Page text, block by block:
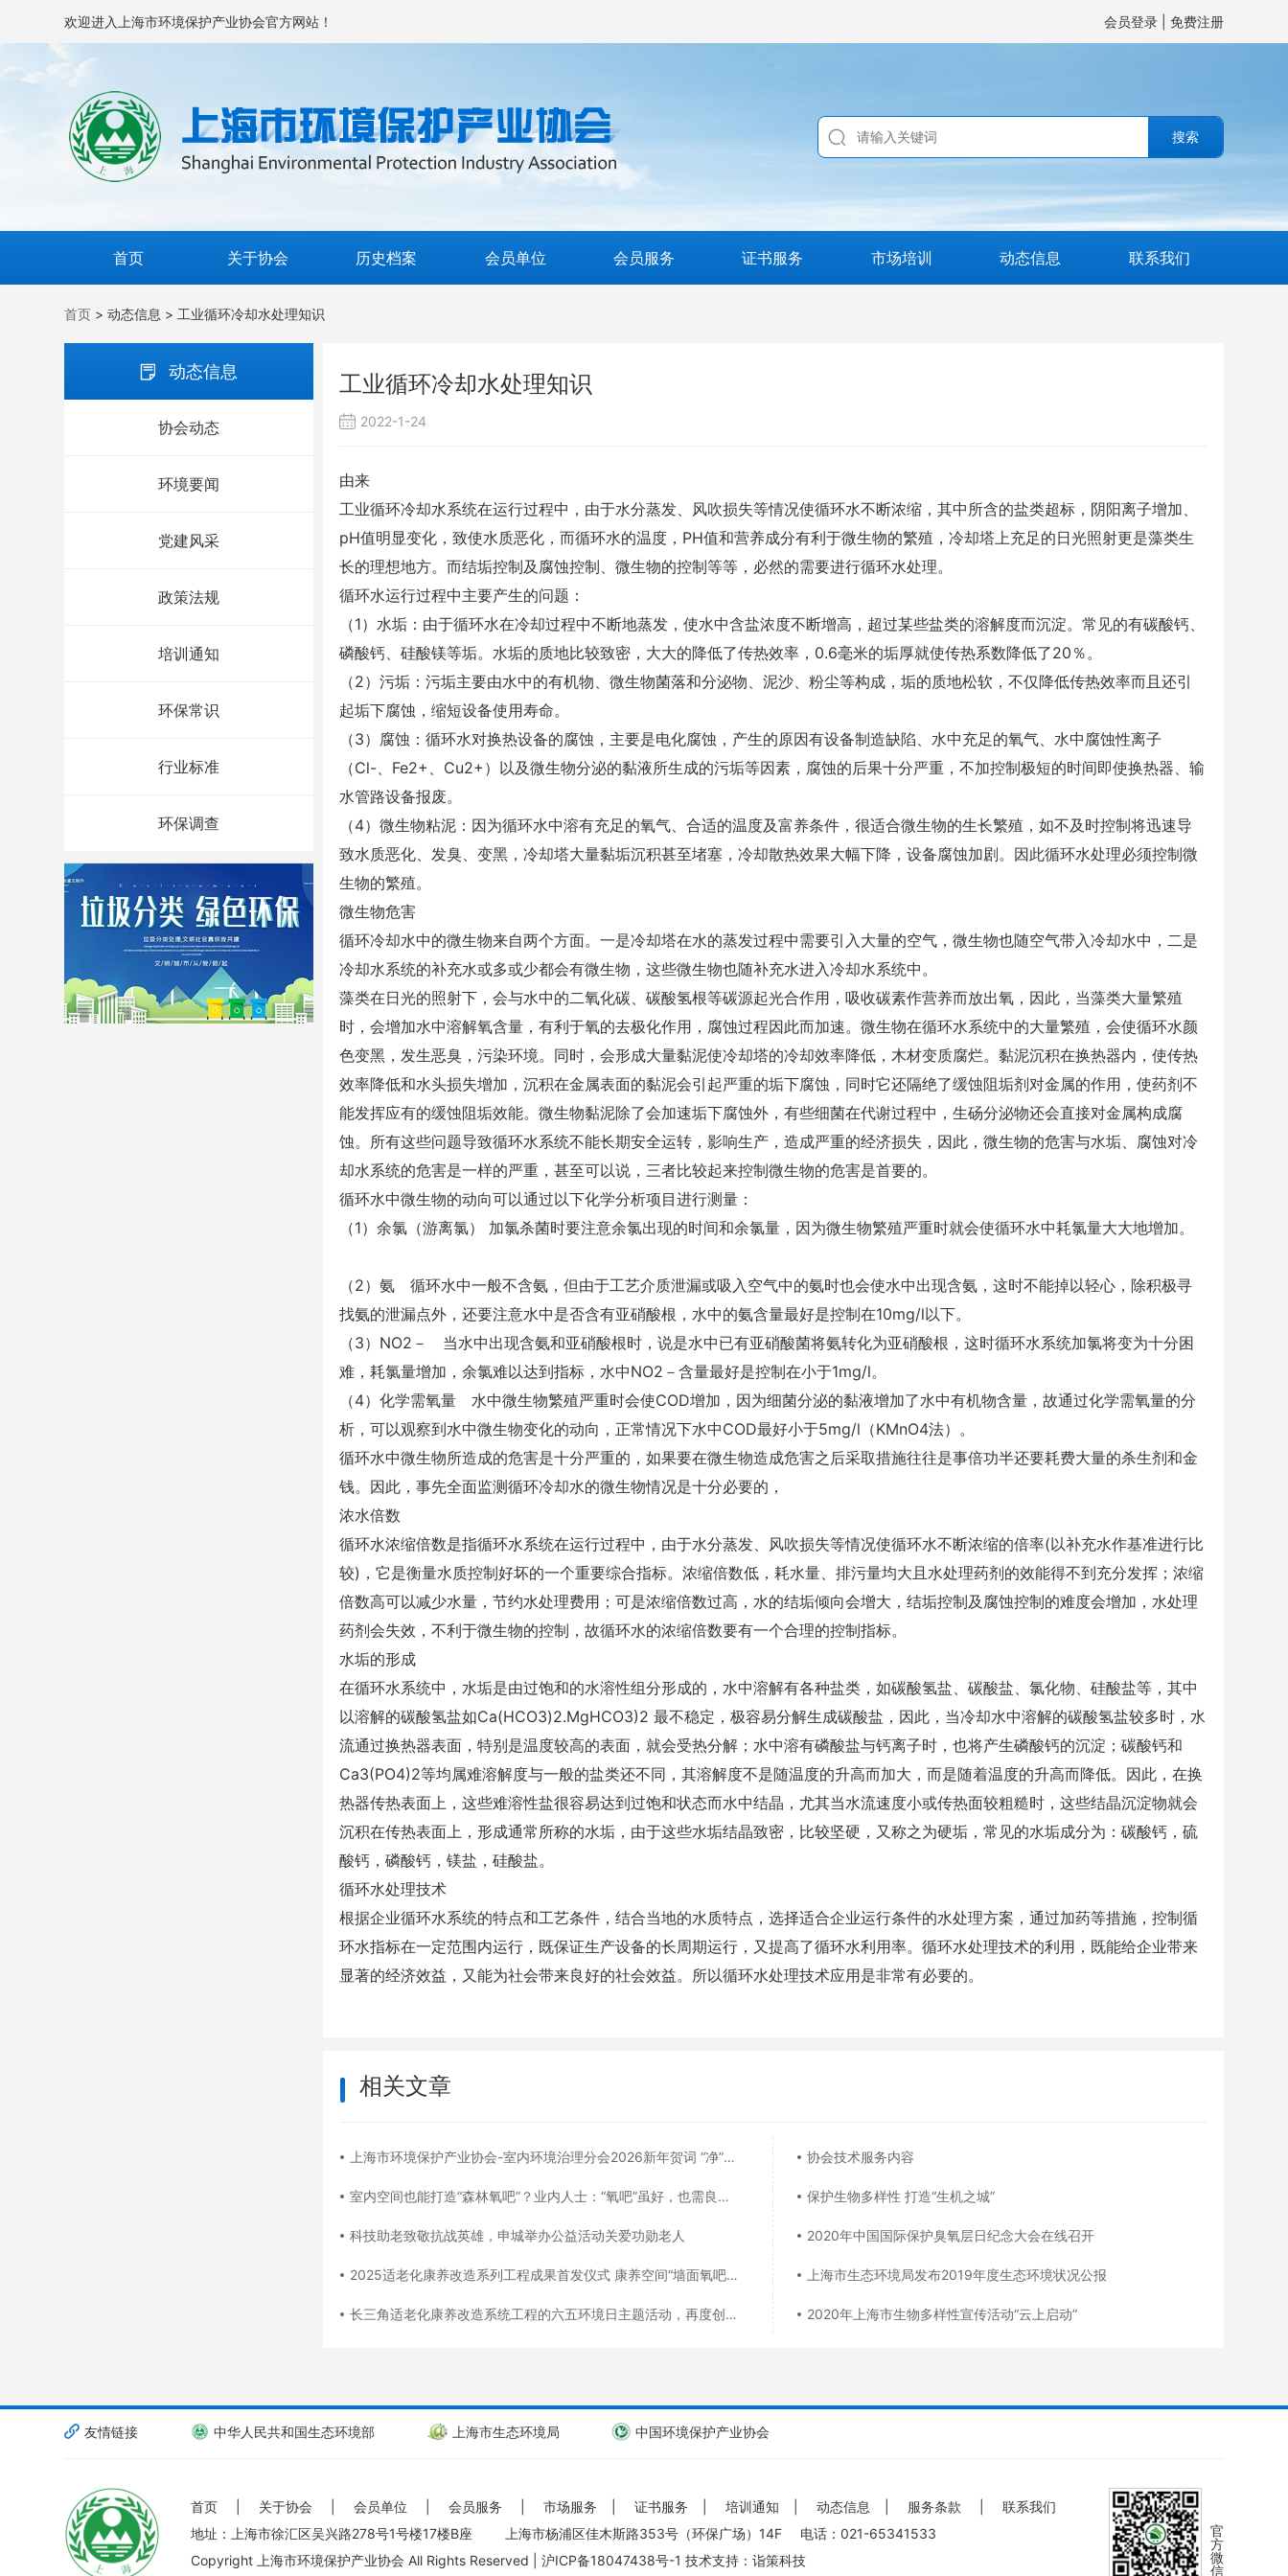
欢迎进入上海市环境保护产业协会官方网站！ 会员登录 免费注册
搜索
首页 关于协会 历史档案 会员单位 会员服务 证书服务 市场培训 动态信息 联系我们
首页 > 动态信息 > 工业循环冷却水处理知识
动态信息
协会动态
环境要闻
党建风采
政策法规
培训通知
环保常识
行业标准
环保调查
工业循环冷却水处理知识
2022-1-24
由来
工业循环冷却水系统在运行过程中，由于水分蒸发、风吹损失等情况使循环水不断浓缩，其中所含的盐类超标，阴阳离子增加、
pH值明显变化，致使水质恶化，而循环水的温度，PH值和营养成分有利于微生物的繁殖，冷却塔上充足的日光照射更是藻类生
长的理想地方。而结垢控制及腐蚀控制、微生物的控制等等，必然的需要进行循环水处理。
循环水运行过程中主要产生的问题：
（1）水垢：由于循环水在冷却过程中不断地蒸发，使水中含盐浓度不断增高，超过某些盐类的溶解度而沉淀。常见的有碳酸钙、
磷酸钙、硅酸镁等垢。水垢的质地比较致密，大大的降低了传热效率，0.6毫米的垢厚就使传热系数降低了20％。
（2）污垢：污垢主要由水中的有机物、微生物菌落和分泌物、泥沙、粉尘等构成，垢的质地松软，不仅降低传热效率而且还引
起垢下腐蚀，缩短设备使用寿命。
（3）腐蚀：循环水对换热设备的腐蚀，主要是电化腐蚀，产生的原因有设备制造缺陷、水中充足的氧气、水中腐蚀性离子
（Cl-、Fe2+、Cu2+）以及微生物分泌的黏液所生成的污垢等因素，腐蚀的后果十分严重，不加控制极短的时间即使换热器、输
水管路设备报废。
（4）微生物粘泥：因为循环水中溶有充足的氧气、合适的温度及富养条件，很适合微生物的生长繁殖，如不及时控制将迅速导
致水质恶化、发臭、变黑，冷却塔大量黏垢沉积甚至堵塞，冷却散热效果大幅下降，设备腐蚀加剧。因此循环水处理必须控制微
生物的繁殖。
微生物危害
循环冷却水中的微生物来自两个方面。一是冷却塔在水的蒸发过程中需要引入大量的空气，微生物也随空气带入冷却水中，二是
冷却水系统的补充水或多或少都会有微生物，这些微生物也随补充水进入冷却水系统中。
藻类在日光的照射下，会与水中的二氧化碳、碳酸氢根等碳源起光合作用，吸收碳素作营养而放出氧，因此，当藻类大量繁殖
时，会增加水中溶解氧含量，有利于氧的去极化作用，腐蚀过程因此而加速。微生物在循环水系统中的大量繁殖，会使循环水颜
色变黑，发生恶臭，污染环境。同时，会形成大量黏泥使冷却塔的冷却效率降低，木材变质腐烂。黏泥沉积在换热器内，使传热
效率降低和水头损失增加，沉积在金属表面的黏泥会引起严重的垢下腐蚀，同时它还隔绝了缓蚀阻垢剂对金属的作用，使药剂不
能发挥应有的缓蚀阻垢效能。微生物黏泥除了会加速垢下腐蚀外，有些细菌在代谢过程中，生砀分泌物还会直接对金属构成腐
蚀。所有这些问题导致循环水系统不能长期安全运转，影响生产，造成严重的经济损失，因此，微生物的危害与水垢、腐蚀对冷
却水系统的危害是一样的严重，甚至可以说，三者比较起来控制微生物的危害是首要的。
循环水中微生物的动向可以通过以下化学分析项目进行测量：
（1）余氯（游离氯） 加氯杀菌时要注意余氯出现的时间和余氯量，因为微生物繁殖严重时就会使循环水中耗氯量大大地增加。
（2）氨 循环水中一般不含氨，但由于工艺介质泄漏或吸入空气中的氨时也会使水中出现含氨，这时不能掉以轻心，除积极寻
找氨的泄漏点外，还要注意水中是否含有亚硝酸根，水中的氨含量最好是控制在10mg/l以下。
（3）NO2－ 当水中出现含氨和亚硝酸根时，说是水中已有亚硝酸菌将氨转化为亚硝酸根，这时循环水系统加氯将变为十分困
难，耗氯量增加，余氯难以达到指标，水中NO2－含量最好是控制在小于1mg/l。
（4）化学需氧量 水中微生物繁殖严重时会使COD增加，因为细菌分泌的黏液增加了水中有机物含量，故通过化学需氧量的分
析，可以观察到水中微生物变化的动向，正常情况下水中COD最好小于5mg/l（KMnO4法）。
循环水中微生物所造成的危害是十分严重的，如果要在微生物造成危害之后采取措施往往是事倍功半还要耗费大量的杀生剂和金
钱。因此，事先全面监测循环冷却水的微生物情况是十分必要的，
浓水倍数
循环水浓缩倍数是指循环水系统在运行过程中，由于水分蒸发、风吹损失等情况使循环水不断浓缩的倍率(以补充水作基准进行比
较)，它是衡量水质控制好坏的一个重要综合指标。浓缩倍数低，耗水量、排污量均大且水处理药剂的效能得不到充分发挥；浓缩
倍数高可以减少水量，节约水处理费用；可是浓缩倍数过高，水的结垢倾向会增大，结垢控制及腐蚀控制的难度会增加，水处理
药剂会失效，不利于微生物的控制，故循环水的浓缩倍数要有一个合理的控制指标。
水垢的形成
在循环水系统中，水垢是由过饱和的水溶性组分形成的，水中溶解有各种盐类，如碳酸氢盐、碳酸盐、氯化物、硅酸盐等，其中
以溶解的碳酸氢盐如Ca(HCO3)2.MgHCO3)2 最不稳定，极容易分解生成碳酸盐，因此，当冷却水中溶解的碳酸氢盐较多时，水
流通过换热器表面，特别是温度较高的表面，就会受热分解；水中溶有磷酸盐与钙离子时，也将产生磷酸钙的沉淀；碳酸钙和
Ca3(PO4)2等均属难溶解度与一般的盐类还不同，其溶解度不是随温度的升高而加大，而是随着温度的升高而降低。因此，在换
热器传热表面上，这些难溶性盐很容易达到过饱和状态而水中结晶，尤其当水流速度小或传热面较粗糙时，这些结晶沉淀物就会
沉积在传热表面上，形成通常所称的水垢，由于这些水垢结晶致密，比较坚硬，又称之为硬垢，常见的水垢成分为：碳酸钙，硫
酸钙，磷酸钙，镁盐，硅酸盐。
循环水处理技术
根据企业循环水系统的特点和工艺条件，结合当地的水质特点，选择适合企业运行条件的水处理方案，通过加药等措施，控制循
环水指标在一定范围内运行，既保证生产设备的长周期运行，又提高了循环水利用率。循环水处理技术的利用，既能给企业带来
显著的经济效益，又能为社会带来良好的社会效益。所以循环水处理技术应用是非常有必要的。
相关文章
上海市环境保护产业协会-室内环境治理分会2026新年贺词 “净”启丙午新程，“治”愈美好生活
室内空间也能打造“森林氧吧”？业内人士：“氧吧”虽好，也需良好睡眠习惯配合
科技助老致敬抗战英雄，申城举办公益活动关爱功勋老人
2025适老化康养改造系列工程成果首发仪式 康养空间“墙面氧吧”&空气净化器慈善捐赠
长三角适老化康养改造系统工程的六五环境日主题活动，再度创下最受人民群众热切关注的头版头条
协会技术服务内容
保护生物多样性 打造“生机之城”
2020年中国国际保护臭氧层日纪念大会在线召开
上海市生态环境局发布2019年度生态环境状况公报
2020年上海市生物多样性宣传活动“云上启动”
友情链接 中华人民共和国生态环境部 上海市生态环境局 中国环境保护产业协会
首页 关于协会 会员单位 会员服务 市场服务 证书服务 培训通知 动态信息 服务条款
联系我们
地址：上海市徐汇区吴兴路278号1号楼17楼B座
上海市杨浦区佳木斯路353号（环保广场）14F
电话：021-65341533
Copyright 上海市环境保护产业协会 All Rights Reserved |沪ICP备18047438号-1 技术支持：诣策科技
官
方
微
信